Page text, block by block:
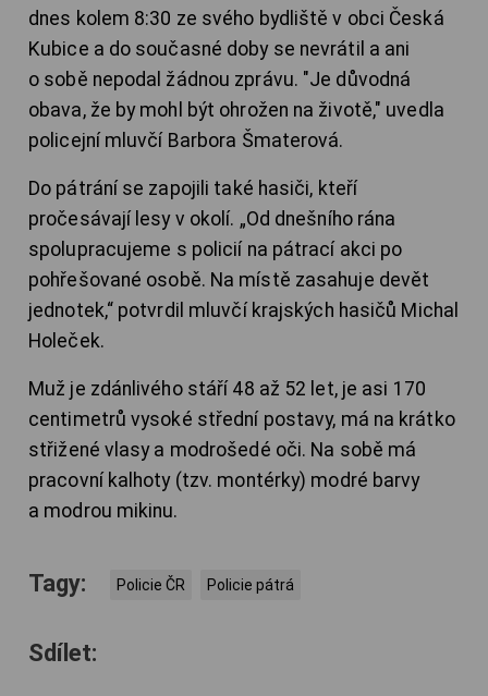
dnes kolem 8:30 ze svého bydliště v obci Česká
Kubice a do současné doby se nevrátil a ani
o sobě nepodal žádnou zprávu. "Je důvodná
obava, že by mohl být ohrožen na životě," uvedla
policejní mluvčí Barbora Šmaterová.
Do pátrání se zapojili také hasiči, kteří
pročesávají lesy v okolí. „Od dnešního rána
spolupracujeme s policií na pátrací akci po
pohřešované osobě. Na místě zasahuje devět
jednotek,“ potvrdil mluvčí krajských hasičů Michal
Holeček.
Muž je zdánlivého stáří 48 až 52 let, je asi 170
centimetrů vysoké střední postavy, má na krátko
střižené vlasy a modrošedé oči. Na sobě má
pracovní kalhoty (tzv. montérky) modré barvy
a modrou mikinu.
Tagy: Policie ČR Policie pátrá
Sdílet: